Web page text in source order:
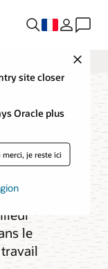
site closer
Oracle plus
merci, je reste ici
le